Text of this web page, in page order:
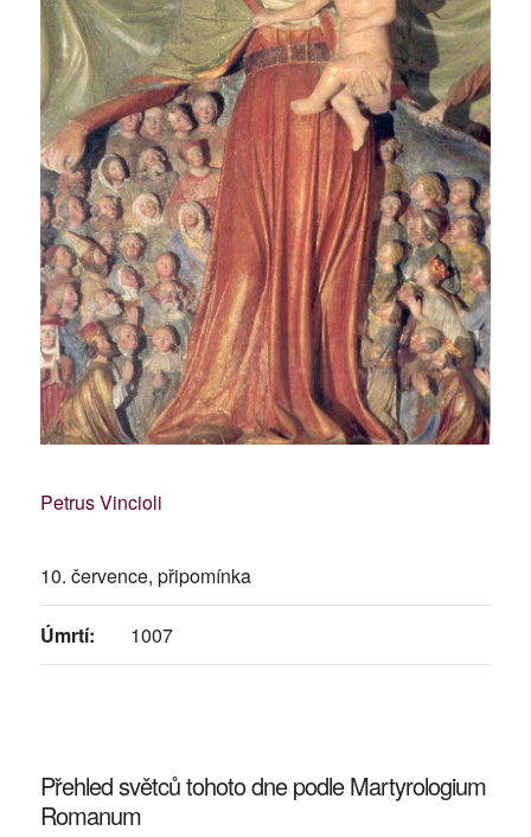
Petrus Vincioli
10. července, připomínka
Úmrtí: 1007
Přehled světců tohoto dne podle Martyrologium
Romanum